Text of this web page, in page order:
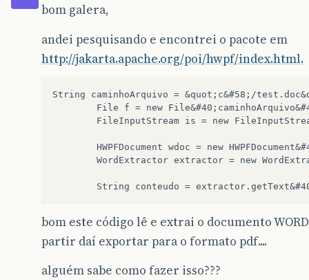
bom galera,
andei pesquisando e encontrei o pacote em
http://jakarta.apache.org/poi/hwpf/index.html.
String caminhoArquivo = &quot;c&#58;/
bom este código lê e extrai o documento
partir daí exportar para o formato pdf....
alguém sabe como fazer isso???